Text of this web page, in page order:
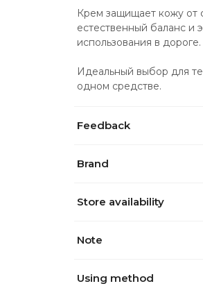
Крем защищает кожу от
естественный баланс и
использования в дороге.
Идеальный выбор для
одном средстве.
Feedback
Brand
Store availability
Note
Using method